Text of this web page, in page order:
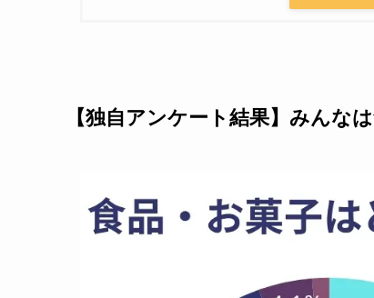
【独自アンケート結果】みんな